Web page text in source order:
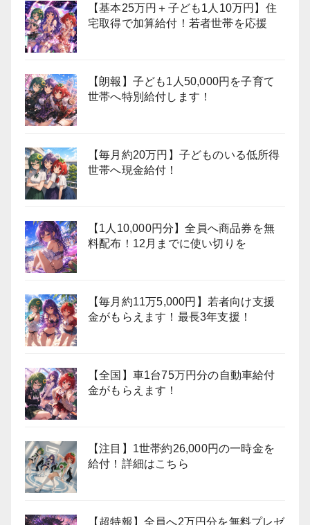
【基本25万円＋子ども1人10万円】住
宅取得で加算給付！若者世帯を応援
【朗報】子ども1人50,000円を子育て
世帯へ特別給付します！
【毎月約20万円】子どものいる低所得
世帯へ現金給付！
【1人10,000円分】全員へ商品券を無
料配布！12月までに使い切りを
【毎月約11万5,000円】若者向け支援
金がもらえます！最長3年支援！
【全国】車1台75万円分の自動車給付
金がもらえます！
【注目】1世帯約26,000円の一時金を
給付！詳細はこちら
【超特報】全員へ2万円分を無料プレゼ